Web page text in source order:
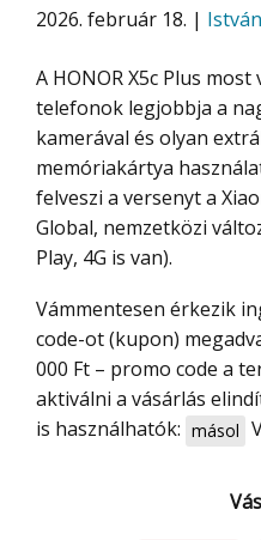
2026. február 18. | István
A HONOR X5c Plus
telefonok legjobbja a
kamerával és olyan
memóriakártya
felveszi a versenyt a
Global, nemzetközi
Play, 4G is van).
Vámmentesen érkezik ingyen szállítással és promo
code-ot (kupon)
000 Ft – promo code a
aktiválni a vásárlás
is használhatók: másol